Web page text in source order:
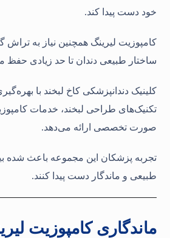
خود دست پیدا کند.
کامپوزیت لیرینگ همچنین نیاز به تراش
ساختار طبیعی دندان تا حد زیادی حفظ
کلینیک دندانپزشکی کاخ لبخند با
تکنیک‌های طراحی لبخند، خدمات
صورت تخصصی ارائه می‌دهد.
تجربه پزشکان این مجموعه باعث شده
طبیعی و ماندگار دست پیدا کنند.
ماندگاری کامپوزیت